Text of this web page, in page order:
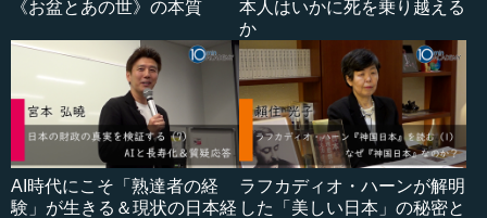
《お盆とあの世》の本質
本人はいかに死を乗り越える
か
AI時代にこそ「熟達者の経
験」が生きる＆現状の日本経
ラフカディオ・ハーンが解明
した「美しい日本」の秘密と